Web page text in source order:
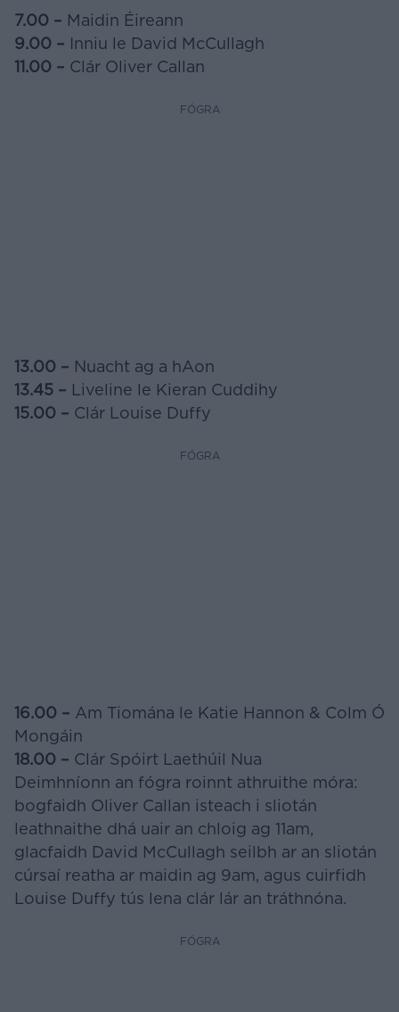
7.00 – Maidin Éireann
9.00 – Inniu le David McCullagh
11.00 – Clár Oliver Callan
FÓGRA
13.00 – Nuacht ag a hAon
13.45 – Liveline le Kieran Cuddihy
15.00 – Clár Louise Duffy
FÓGRA
16.00 – Am Tiomána le Katie Hannon & Colm Ó
Mongáin
18.00 – Clár Spóirt Laethúil Nua
Deimhníonn an fógra roinnt athruithe móra:
bogfaidh Oliver Callan isteach i sliotán
leathnaithe dhá uair an chloig ag 11am,
glacfaidh David McCullagh seilbh ar an sliotán
cúrsaí reatha ar maidin ag 9am, agus cuirfidh
Louise Duffy tús lena clár lár an tráthnóna.
FÓGRA